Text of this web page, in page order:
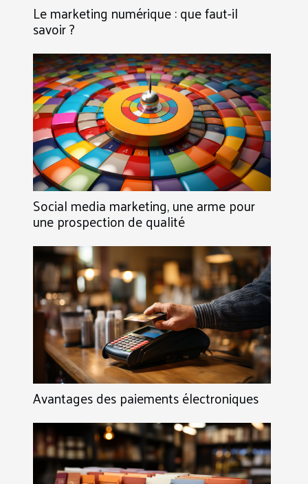
Le marketing numérique : que faut-il
savoir ?
Social media marketing, une arme pour
une prospection de qualité
Avantages des paiements électroniques